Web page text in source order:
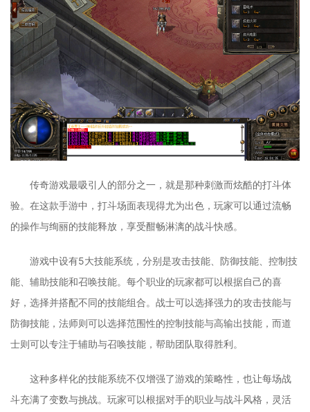
传奇游戏最吸引人的部分之一，就是那种刺激而炫酷的打斗体
验。在这款手游中，打斗场面表现得尤为出色，玩家可以通过流畅
的操作与绚丽的技能释放，享受酣畅淋漓的战斗快感。
游戏中设有5大技能系统，分别是攻击技能、防御技能、控制技
能、辅助技能和召唤技能。每个职业的玩家都可以根据自己的喜
好，选择并搭配不同的技能组合。战士可以选择强力的攻击技能与
防御技能，法师则可以选择范围性的控制技能与高输出技能，而道
士则可以专注于辅助与召唤技能，帮助团队取得胜利。
这种多样化的技能系统不仅增强了游戏的策略性，也让每场战
斗充满了变数与挑战。玩家可以根据对手的职业与战斗风格，灵活